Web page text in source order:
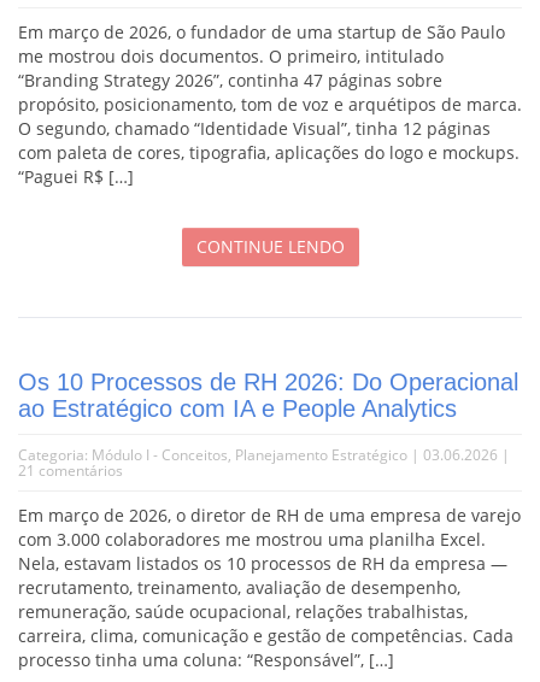
Em março de 2026, o fundador de uma startup de São Paulo
me mostrou dois documentos. O primeiro, intitulado
“Branding Strategy 2026”, continha 47 páginas sobre
propósito, posicionamento, tom de voz e arquétipos de marca.
O segundo, chamado “Identidade Visual”, tinha 12 páginas
com paleta de cores, tipografia, aplicações do logo e mockups.
“Paguei R$ […]
CONTINUE LENDO
Os 10 Processos de RH 2026: Do Operacional
ao Estratégico com IA e People Analytics
Categoria: Módulo I - Conceitos, Planejamento Estratégico | 03.06.2026 |
21 comentários
Em março de 2026, o diretor de RH de uma empresa de varejo
com 3.000 colaboradores me mostrou uma planilha Excel.
Nela, estavam listados os 10 processos de RH da empresa —
recrutamento, treinamento, avaliação de desempenho,
remuneração, saúde ocupacional, relações trabalhistas,
carreira, clima, comunicação e gestão de competências. Cada
processo tinha uma coluna: “Responsável”, […]